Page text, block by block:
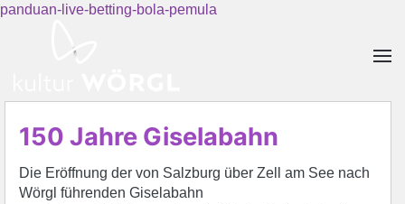
panduan-live-betting-bola-pemula
150 Jahre Giselabahn
Die Eröffnung der von Salzburg über Zell am See nach
Wörgl führenden Giselabahn